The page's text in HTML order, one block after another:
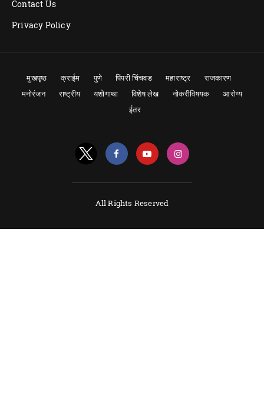
Contact Us
Privacy Policy
मुखपृष्ठ क्राईम पुणे पिंपरी चिंचवड महाराष्ट्र
राजकारण
मनोरंजन
राष्ट्रीय यशोगाथा विशेष लेख नोकरीविषयक
आरोग्य
ईतर
All Rights Reserved